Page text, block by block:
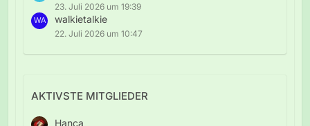
23. Juli 2026 um 19:39
walkietalkie
22. Juli 2026 um 10:47
AKTIVSTE MITGLIEDER
Hanca